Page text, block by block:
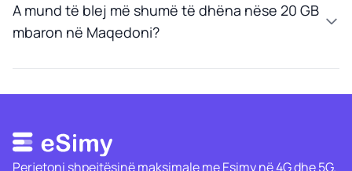
A mund të blej më shumë të dhëna nëse 20 GB
mbaron në Maqedoni?
Perjetoni shpejtësinë maksimale me Esimy në 4G dhe 5G.